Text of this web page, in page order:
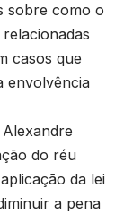
sobre como o
casos que
envolvência
do réu
da lei
a pena